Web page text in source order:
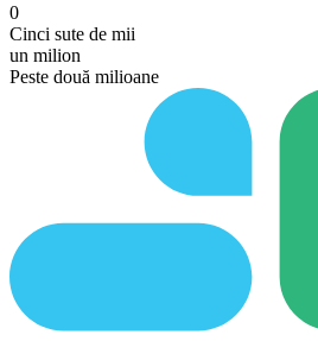
0
Cinci sute de mii
un milion
Peste două milioane